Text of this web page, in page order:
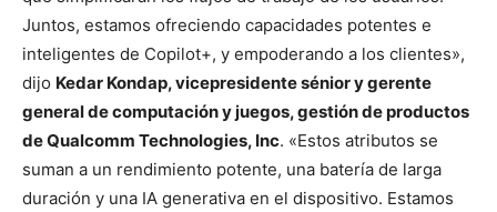
Juntos, estamos ofreciendo capacidades potentes e
inteligentes de Copilot+, y empoderando a los clientes»,
dijo Kedar Kondap, vicepresidente sénior y gerente
general de computación y juegos, gestión de productos
de Qualcomm Technologies, Inc. «Estos atributos se
suman a un rendimiento potente, una batería de larga
duración y una IA generativa en el dispositivo. Estamos